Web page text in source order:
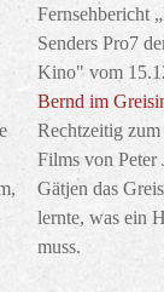
Fernsehbericht
Senders Pro7
Kino" vom
Bernd im
Rechtzeitig
Films von Peter
Gätjen das
lernte, was ein
muss.